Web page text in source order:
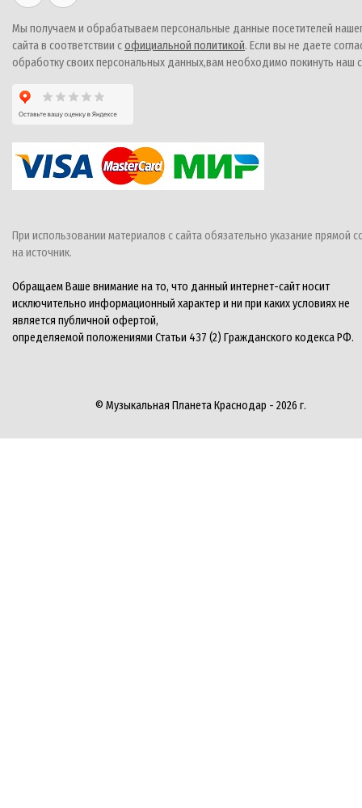
Мы получаем и обрабатываем персональные данные посетителей
сайта в соответствии софициальной политикой. Если вы не даете
обработку своих персональных данных,вам необходимо покинуть наш
При использовании материалов с сайта обязательно указание прямой
на источник.
Обращаем Ваше внимание на то, что данный интернет-сайт носит
исключительно информационный характер и ни при каких условиях не
является публичной офертой,
определяемой положениями Статьи 437 (2) Гражданского кодекса РФ.
© Музыкальная Планета Краснодар - 2026 г.